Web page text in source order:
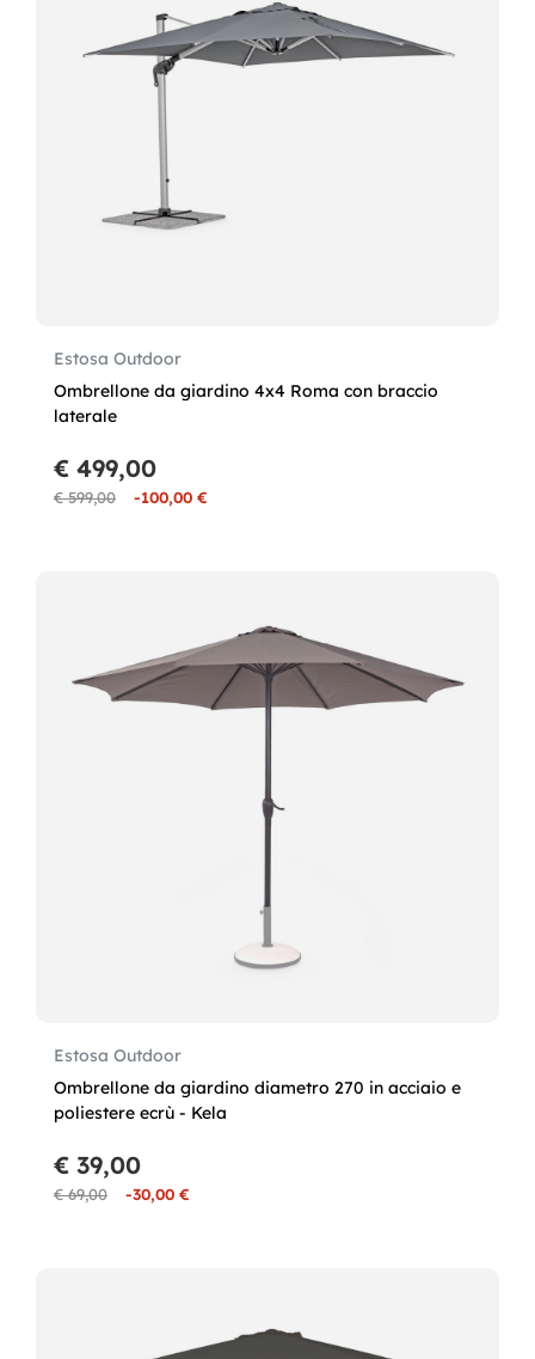
Estosa Outdoor
Ombrellone da giardino 4x4 Roma con braccio
laterale
€ 599,00 -100,00 €
€ 499,00
Estosa Outdoor
Ombrellone da giardino diametro 270 in acciaio e
poliestere ecrù - Kela
€ 69,00 -30,00 €
€ 39,00